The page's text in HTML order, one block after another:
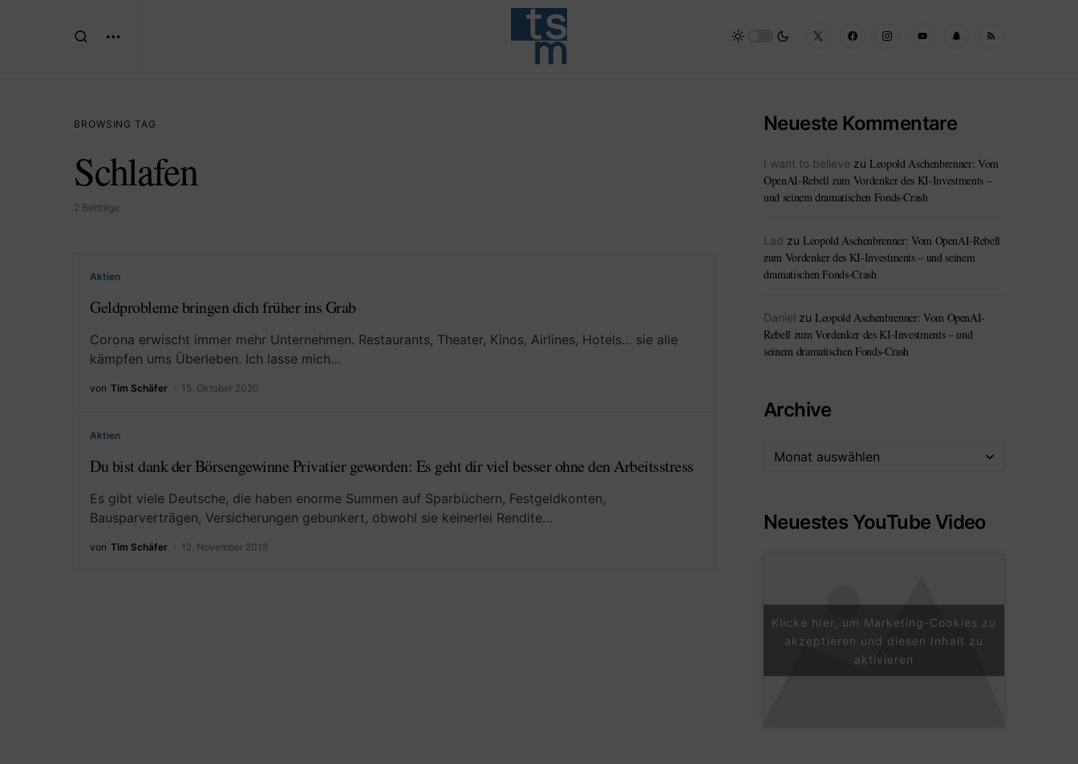
BROWSING TAG
Schlafen
2 Beiträge
Aktien
Geldprobleme bringen dich früher ins Grab
Corona erwischt immer mehr Unternehmen. Restaurants, Theater, Kinos, Airlines, Hotels… sie alle
kämpfen ums Überleben. Ich lasse mich…
von Tim Schäfer 15. Oktober 2020
Aktien
Du bist dank der Börsengewinne Privatier geworden: Es geht dir viel besser ohne den Arbeitsstress
Es gibt viele Deutsche, die haben enorme Summen auf Sparbüchern, Festgeldkonten,
Bausparverträgen, Versicherungen gebunkert, obwohl sie keinerlei Rendite…
von Tim Schäfer 12. November 2018
Neueste Kommentare
I want to believe zu Leopold Aschenbrenner: Vom
OpenAI-Rebell zum Vordenker des KI-Investments –
und seinem dramatischen Fonds-Crash
Lad zu Leopold Aschenbrenner: Vom OpenAI-Rebell
zum Vordenker des KI-Investments – und seinem
dramatischen Fonds-Crash
Daniel zu Leopold Aschenbrenner: Vom OpenAI-
Rebell zum Vordenker des KI-Investments – und
seinem dramatischen Fonds-Crash
Archive
Neuestes YouTube Video
Klicke hier, um Marketing-Cookies zu
akzeptieren und diesen Inhalt zu
aktivieren